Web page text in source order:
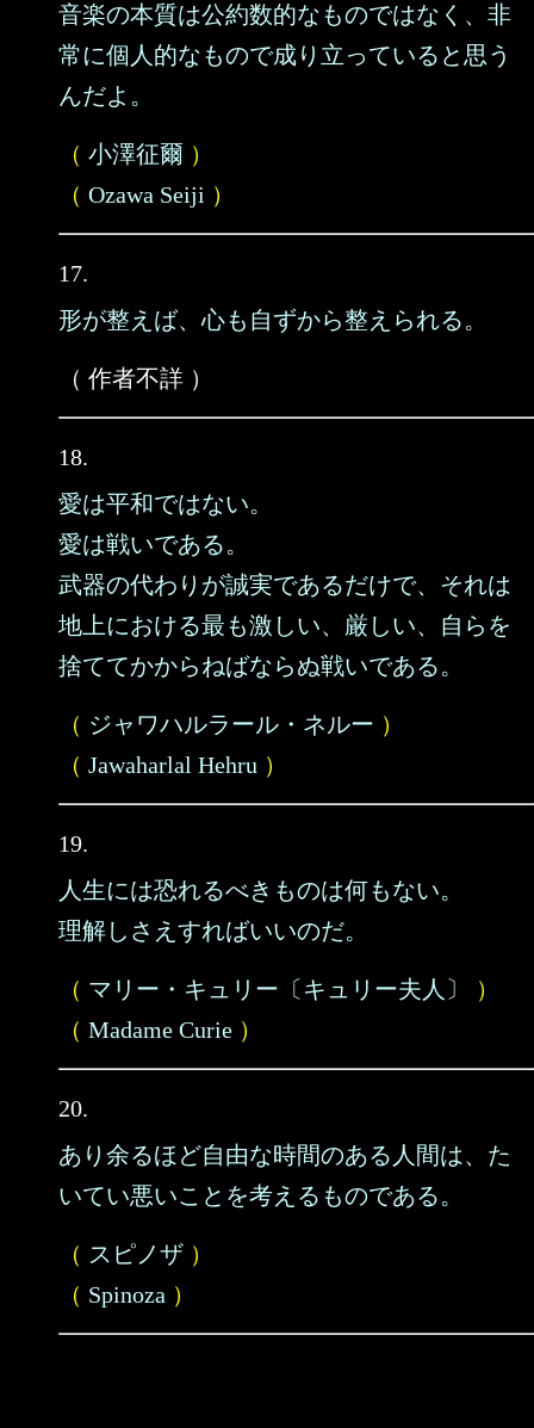
音楽の本質は公約数的なものではなく、非
常に個人的なもので成り立っていると思う
んだよ。
（ 小澤征爾 ）
（ Ozawa Seiji ）
17.
形が整えば、心も自ずから整えられる。
（ 作者不詳 ）
18.
愛は平和ではない。
愛は戦いである。
武器の代わりが誠実であるだけで、それは
地上における最も激しい、厳しい、自らを
捨ててかからねばならぬ戦いである。
（ ジャワハルラール・ネルー ）
（ Jawaharlal Hehru ）
19.
人生には恐れるべきものは何もない。
理解しさえすればいいのだ。
（ マリー・キュリー〔キュリー夫人〕
）
（ Madame Curie ）
20.
あり余るほど自由な時間のある人間は、た
いてい悪いことを考えるものである。
（ スピノザ ）
（ Spinoza ）